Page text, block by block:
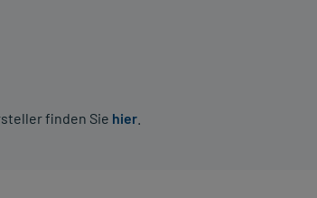
finden Sie hier